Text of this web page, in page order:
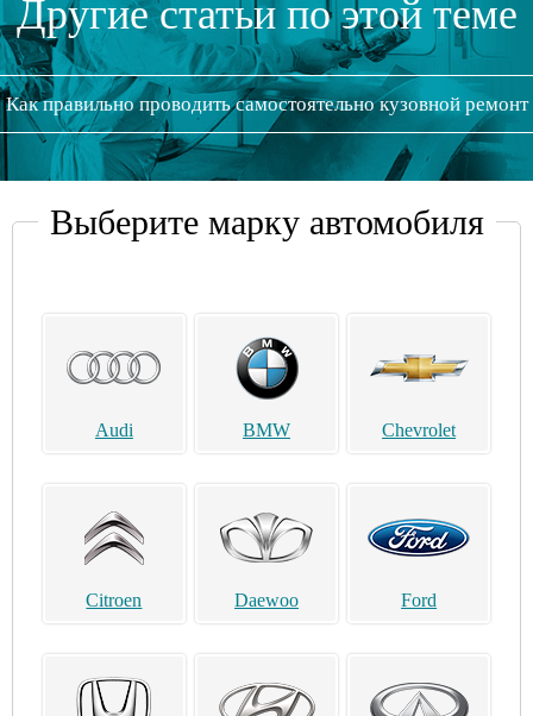
Другие статьи по этой теме
Как правильно проводить самостоятельно кузовной ремонт
Выберите марку автомобиля
Audi BMW Chevrolet
Citroen Daewoo Ford